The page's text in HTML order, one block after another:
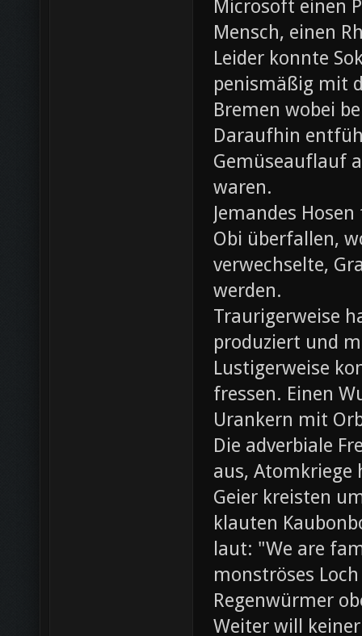
Microsoft einen
Mensch, einen
Leider konnte
penismäßig mit
Bremen wobei
Daraufhin
Gemüseauflauf
waren.
Jemandes
Obi überfallen,
verwechselte,
werden.
Traurigerweise
produziert und
Lustigerweise
fressen. Einen
Urankern mit
Die adverbiale
aus,
Geier kreisten
klauten
laut: "We are
monströses
Regenwürmer
Weiter will